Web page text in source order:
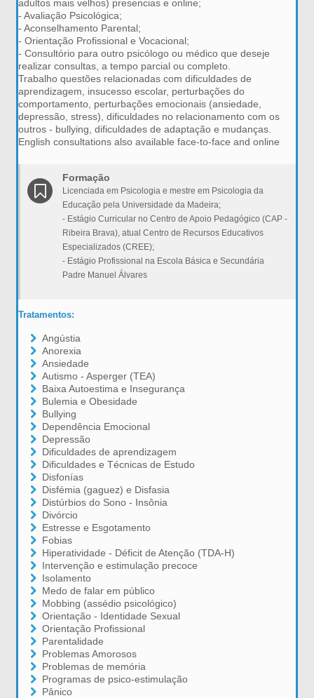
adultos mais velhos) presencias e online;
- Avaliação Psicológica;
- Aconselhamento Parental;
- Orientação Profissional e Vocacional;
- Consultório para outro psicólogo ou médico que deseje
realizar consultas, a tempo parcial ou completo.
Trabalho questões relacionadas com dificuldades de
aprendizagem, insucesso escolar, perturbações do
comportamento, perturbações emocionais (ansiedade,
depressão, stress), dificuldades no relacionamento com os
outros - bullying, dificuldades de adaptação e mudanças.
English consultations also available face-to-face and online
Formação
Licenciada em Psicologia e mestre em Psicologia da
Educação pela Universidade da Madeira;
- Estágio Curricular no Centro de Apoio Pedagógico (CAP -
Ribeira Brava), atual Centro de Recursos Educativos
Especializados (CREE);
- Estágio Profissional na Escola Básica e Secundária
Padre Manuel Álvares
Tratamentos:
Angústia
Anorexia
Ansiedade
Autismo - Asperger (TEA)
Baixa Autoestima e Insegurança
Bulemia e Obesidade
Bullying
Dependência Emocional
Depressão
Dificuldades de aprendizagem
Dificuldades e Técnicas de Estudo
Disfonías
Disfémia (gaguez) e Disfasia
Distúrbios do Sono - Insônia
Divórcio
Estresse e Esgotamento
Fobias
Hiperatividade - Déficit de Atenção (TDA-H)
Intervenção e estimulação precoce
Isolamento
Medo de falar em público
Mobbing (assédio psicológico)
Orientação - Identidade Sexual
Orientação Profissional
Parentalidade
Problemas Amorosos
Problemas de memória
Programas de psico-estimulação
Pânico